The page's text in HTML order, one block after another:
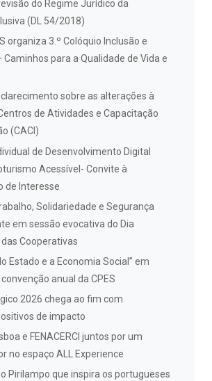
do Regime Jurídico da
(DL 54/2018)
organiza 3.º Colóquio Inclusão e
Caminhos para a Qualidade de Vida e
sobre as alterações à
de Atividades e Capacitação
(CACI)
de Desenvolvimento Digital
Acessível- Convite à
de Interesse
Solidariedade e Segurança
em sessão evocativa do Dia
Cooperativas
Estado e a Economia Social” em
anual da CPES
2026 chega ao fim com
de impacto
e FENACERCI juntos por um
no espaço ALL Experience
Pirilampo que inspira os portugueses